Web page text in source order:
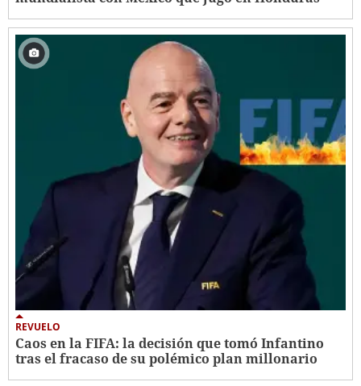
REVUELO
Caos en la FIFA: la decisión que tomó Infantino
tras el fracaso de su polémico plan millonario